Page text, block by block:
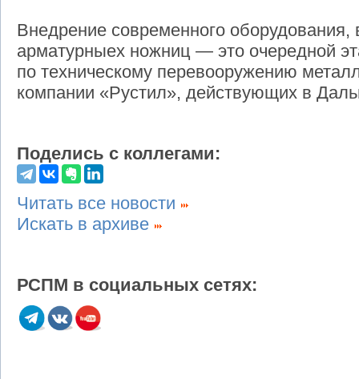
Внедрение современного оборудования,
арматурныех ножниц — это очередной
по техническому перевооружению
компании «Рустил», действующих в
Поделись с коллегами:
Читать все новости
Искать в архиве
РСПМ в социальных сетях: